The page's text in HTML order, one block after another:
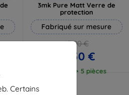
Certains
3mk Pure Matt Verre de
protection
Fabriqué sur mesure
13,90 €
12,50 €
En stock > 5 pièces